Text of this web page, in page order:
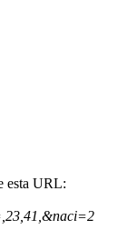
esta URL: